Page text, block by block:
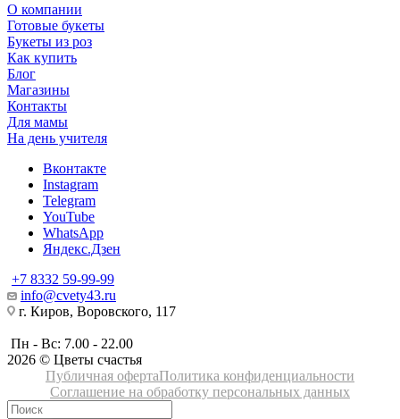
О компании
Готовые букеты
Букеты из роз
Как купить
Блог
Магазины
Контакты
Для мамы
На день учителя
Вконтакте
Instagram
Telegram
YouTube
WhatsApp
Яндекс.Дзен
+7 8332 59-99-99
info@cvety43.ru
г. Киров, Воровского, 117
Пн - Вс: 7.00 - 22.00
2026 © Цветы счастья
Публичная офертаПолитика конфиденциальности
Соглашение на обработку персональных данных